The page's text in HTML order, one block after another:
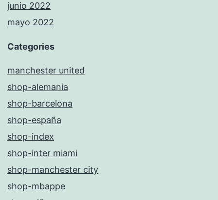
junio 2022
mayo 2022
Categories
manchester united
shop-alemania
shop-barcelona
shop-españa
shop-index
shop-inter miami
shop-manchester city
shop-mbappe